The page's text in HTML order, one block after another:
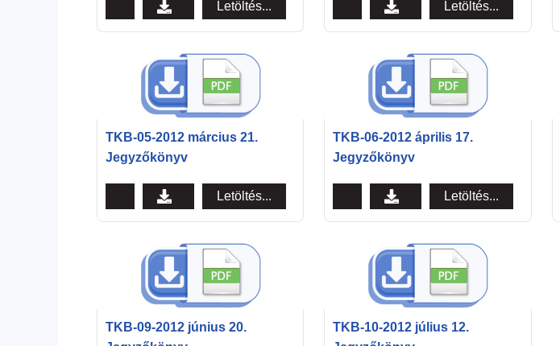
Letöltés... Letöltés...
TKB-05-2012 március 21.
Jegyzőkönyv
Letöltés...
TKB-06-2012 április 17.
Jegyzőkönyv
Letöltés...
TKB-09-2012 június 20.
TKB-10-2012 július 12.